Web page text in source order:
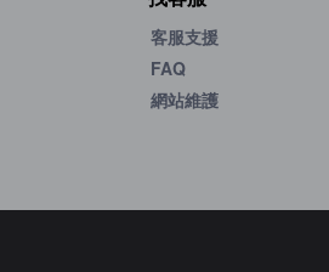
客服支援
FAQ
網站維護